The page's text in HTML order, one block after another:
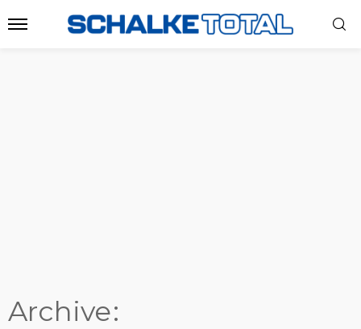
Archive